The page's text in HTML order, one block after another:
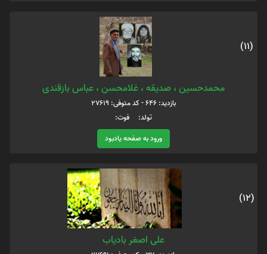
(11)
محمدحسین ، صدیقه ، غلامحسن ، عباس بازقندی
بازدید: 646 - کد متوفی: 27619
تولد: فوت:
ورود به صفحه یادبود
(12)
علی اصغر بادیاب